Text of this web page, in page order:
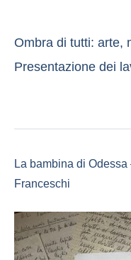
Ombra di tutti: arte,
Presentazione dei
La bambina di
Franceschi